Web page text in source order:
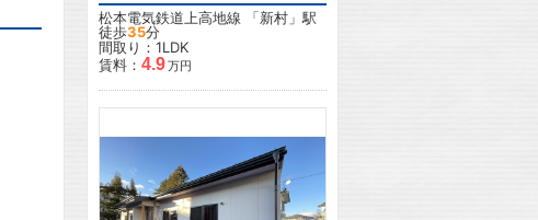
松本電気鉄道上高地線 「新村 」駅
徒歩35分
間取り：1LDK
賃料： 4.9万円